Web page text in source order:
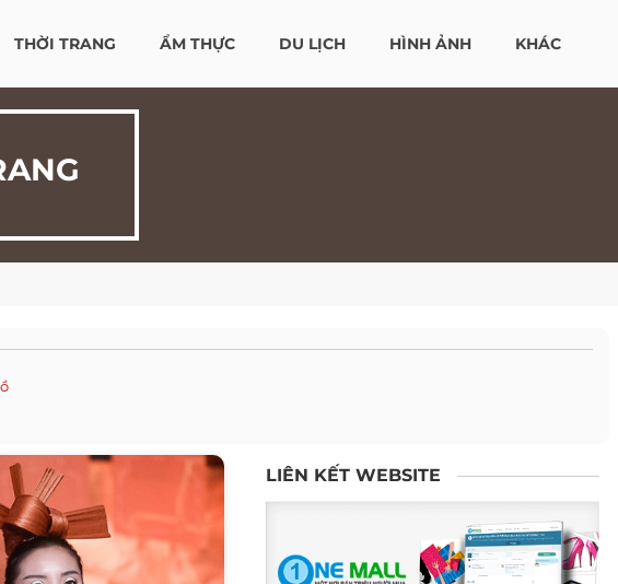
THỜI TRANG ẨM THỰC DU LỊCH HÌNH ẢNH KHÁC
LIÊN KẾT WEBSITE